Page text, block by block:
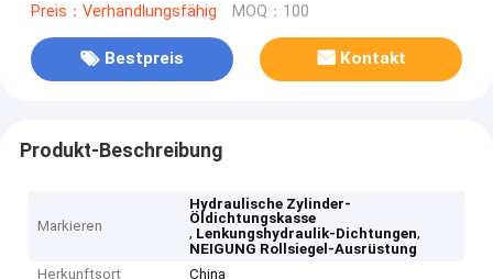
Preis：Verhandlungsfähig MOQ：100
Bestpreis Kontakt
Produkt-Beschreibung
Markieren
Hydraulische Zylinder-
Öldichtungskasse
, Lenkungshydraulik-Dichtungen,
NEIGUNG Rollsiegel-Ausrüstung
Herkunftsort
China